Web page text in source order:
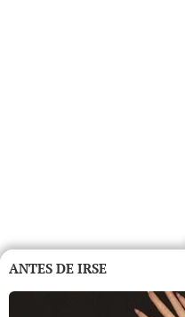
ANTES DE IRSE